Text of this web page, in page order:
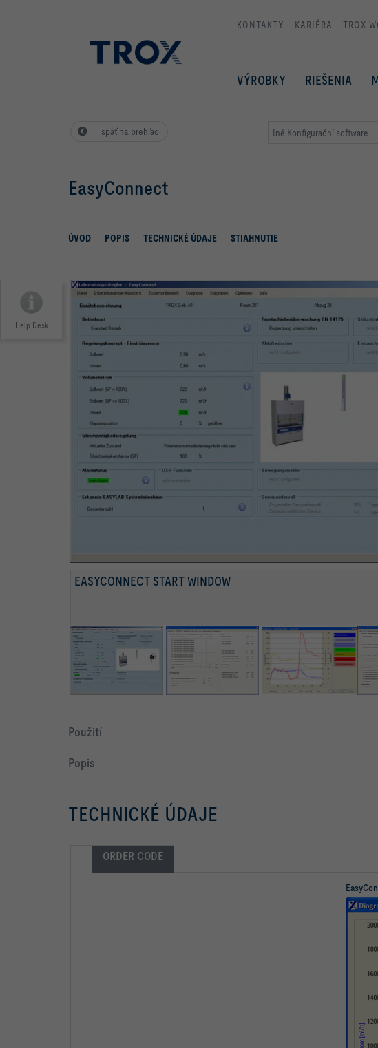
KONTAKTY KARIÉRA TROX
VÝROBKY RIEŠENIA
späť na prehľad Iné Konfigurační software
EasyConnect
ÚVOD POPIS TECHNICKÉ ÚDAJE STIAHNUTIE
Help Desk
EASYCONNECT START WINDOW
EASYCONNECT VOLUME FLOW RATES
EASYCONNECT DIAGRAM
EASYCONNECT ALARMS
EASYCONNECT CONTROL PANEL
Použití
Popis
TECHNICKÉ ÚDAJE
ORDER CODE